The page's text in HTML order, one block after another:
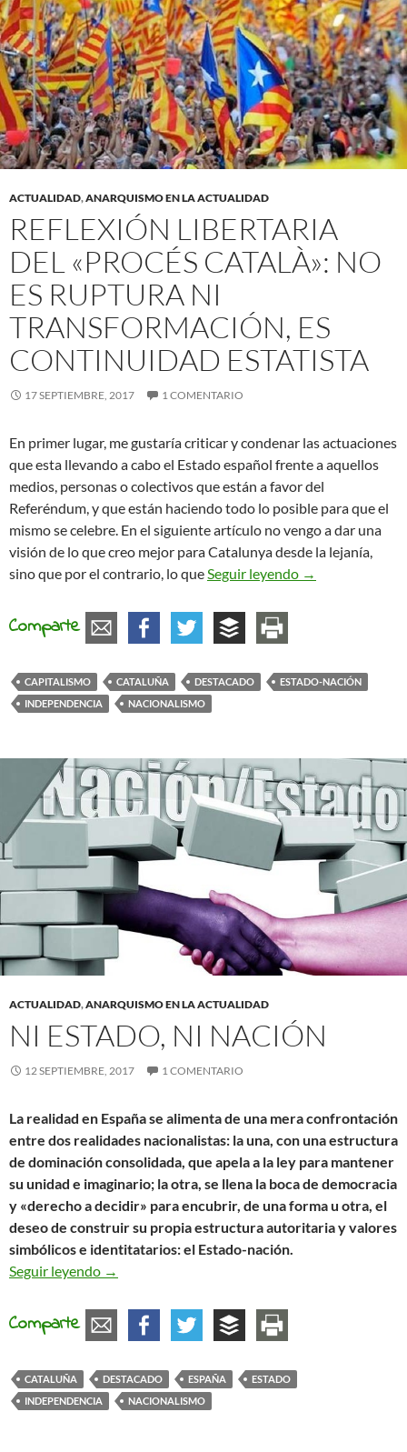
ACTUALIDAD,ANARQUISMO EN LA ACTUALIDAD
REFLEXIÓN LIBERTARIA
DEL «PROCÉS CATALÀ»: NO
ES RUPTURA NI
TRANSFORMACIÓN, ES
CONTINUIDAD ESTATISTA
17 SEPTIEMBRE, 2017 1 COMENTARIO
En primer lugar, me gustaría criticar y condenar las actuaciones
que esta llevando a cabo el Estado español frente a aquellos
medios, personas o colectivos que están a favor del
Referéndum, y que están haciendo todo lo posible para que el
mismo se celebre. En el siguiente artículo no vengo a dar una
visión de lo que creo mejor para Catalunya desde la lejanía,
sino que por el contrario, lo queSeguir leyendo Reflexión
→
Comparte
CAPITALISMO CATALUÑA DESTACADO
ESTADO-NACIÓN
INDEPENDENCIA
NACIONALISMO
ACTUALIDAD,ANARQUISMO EN LA ACTUALIDAD
NI ESTADO, NI NACIÓN
12 SEPTIEMBRE, 2017 1 COMENTARIO
La realidad en España se alimenta de una mera confrontación
entre dos realidades nacionalistas: la una, con una estructura
de dominación consolidada, que apela a la ley para mantener
su unidad e imaginario; la otra, se llena la boca de democracia
y «derecho a decidir» para encubrir, de una forma u otra, el
deseo de construir su propia estructura autoritaria y valores
simbólicos e identitatarios: el Estado-nación.
Seguir leyendo Ni Estado, ni nación
→
Comparte
CATALUÑA DESTACADO ESPAÑA
ESTADO
INDEPENDENCIA
NACIONALISMO